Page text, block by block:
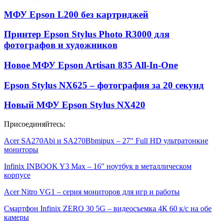
МФУ Epson L200 без картриджей
Принтер Epson Stylus Photo R3000 для
фотографов и художников
Новое МФУ Epson Artisan 835 All-In-One
Epson Stylus NX625 – фотография за 20 секунд
Новый МФУ Epson Stylus NX420
Присоединяйтесь:
Acer SA270Abi и SA270Bbmipux – 27″ Full HD ультратонкие
мониторы
Infinix INBOOK Y3 Max – 16″ ноутбук в металлическом
корпусе
Acer Nitro VG1 – серия мониторов для игр и работы
Смартфон Infinix ZERO 30 5G – видеосъемка 4К 60 к/с на обе
камеры